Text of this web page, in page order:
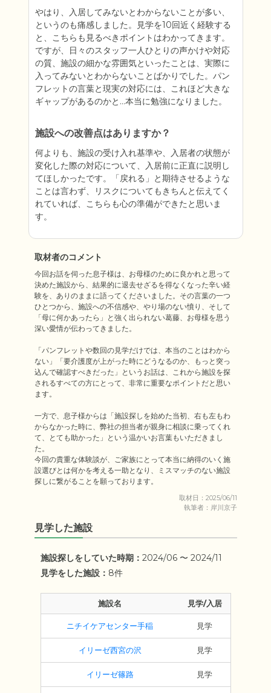
やはり、入居してみないとわからないことが多い、
というのも痛感しました。見学を10回近く経験する
と、こちらも見るべきポイントはわかってきます。
ですが、日々のスタッフ一人ひとりの声かけや対応
の質、施設の細かな雰囲気といったことは、実際に
入ってみないとわからないことばかりでした。パン
フレットの言葉と現実の対応には、これほど大きな
ギャップがあるのかと…本当に勉強になりました。
施設への改善点はありますか？
何よりも、施設の受け入れ基準や、入居者の状態が
変化した際の対応について、入居前に正直に説明し
てほしかったです。「戻れる」と期待させるような
ことは言わず、リスクについてもきちんと伝えてく
れていれば、こちらも心の準備ができたと思いま
す。
取材者のコメント
今回お話を伺った息子様は、お母様のために良かれと思って
決めた施設から、結果的に退去せざるを得なくなった辛い経
験を、ありのままに語ってくださいました。その言葉の一つ
ひとつから、施設への不信感や、やり場のない憤り、そして
「母に何かあったら」と強く出られない葛藤、お母様を思う
深い愛情が伝わってきました。
「パンフレットや数回の見学だけでは、本当のことはわから
ない」「要介護度が上がった時にどうなるのか、もっと突っ
込んで確認すべきだった」というお話は、これから施設を探
されるすべての方にとって、非常に重要なポイントだと思い
ます。
一方で、息子様からは「施設探しを始めた当初、右も左もわ
からなかった時に、弊社の担当者が親身に相談に乗ってくれ
て、とても助かった」という温かいお言葉もいただきまし
た。
今回の貴重な体験談が、ご家族にとって本当に納得のいく施
設選びとは何かを考える一助となり、ミスマッチのない施設
取材日：2025/06/11
執筆者：岸川京子
見学した施設
施設探しをしていた時期： 2024/06 〜 2024/11
見学をした施設： 8件
施設名 見学/入居
ニチイケアセンター手稲 見学
イリーゼ西宮の沢 見学
イリーゼ篠路 見学